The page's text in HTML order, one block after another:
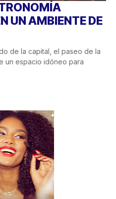
UN AMBIENTE DE
de la capital, el paseo de la
un espacio idóneo para